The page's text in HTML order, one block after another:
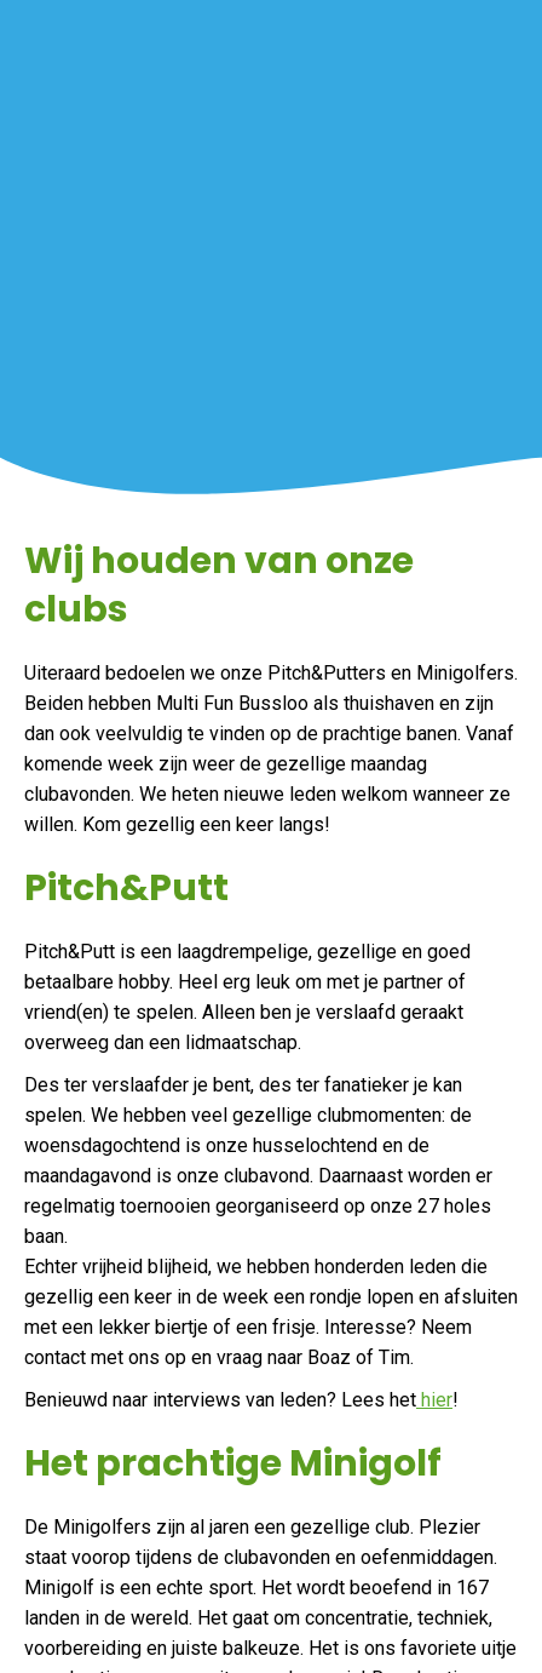
Wij houden van onze
clubs
Uiteraard bedoelen we onze Pitch&Putters en Minigolfers.
Beiden hebben Multi Fun Bussloo als thuishaven en zijn
dan ook veelvuldig te vinden op de prachtige banen. Vanaf
komende week zijn weer de gezellige maandag
clubavonden. We heten nieuwe leden welkom wanneer ze
willen. Kom gezellig een keer langs!
Pitch&Putt
Pitch&Putt is een laagdrempelige, gezellige en goed
betaalbare hobby. Heel erg leuk om met je partner of
vriend(en) te spelen. Alleen ben je verslaafd geraakt
overweeg dan een lidmaatschap.
Des ter verslaafder je bent, des ter fanatieker je kan
spelen. We hebben veel gezellige clubmomenten: de
woensdagochtend is onze husselochtend en de
maandagavond is onze clubavond. Daarnaast worden er
regelmatig toernooien georganiseerd op onze 27 holes
baan.
Echter vrijheid blijheid, we hebben honderden leden die
gezellig een keer in de week een rondje lopen en afsluiten
met een lekker biertje of een frisje. Interesse? Neem
contact met ons op en vraag naar Boaz of Tim.
Benieuwd naar interviews van leden? Lees het hier!
Het prachtige Minigolf
De Minigolfers zijn al jaren een gezellige club. Plezier
staat voorop tijdens de clubavonden en oefenmiddagen.
Minigolf is een echte sport. Het wordt beoefend in 167
landen in de wereld. Het gaat om concentratie, techniek,
voorbereiding en juiste balkeuze. Het is ons favoriete uitje